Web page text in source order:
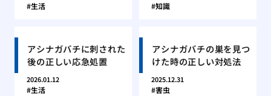
生活 知識
アシナガバチに刺された
後の正しい応急処置
2026.01.12
生活
アシナガバチの巣を見つ
けた時の正しい対処法
2025.12.31
害虫